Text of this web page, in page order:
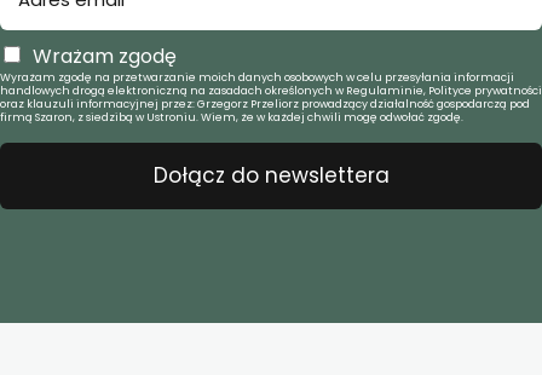
Wrażam zgodę
Wyrażam zgodę na przetwarzanie moich danych osobowych w celu przesyłania informacji
handlowych drogą elektroniczną na zasadach określonych w Regulaminie, Polityce prywatności
oraz klauzuli informacyjnej przez: Grzegorz Przeliorz prowadzący działalność gospodarczą pod
firmą Szaron, z siedzibą w Ustroniu. Wiem, że w każdej chwili mogę odwołać zgodę.
Dołącz do newslettera